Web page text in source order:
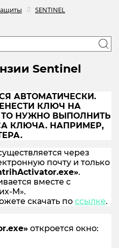
SENTINEL
Sentinel
АВТОМАТИЧЕСКИ.
КЛЮЧ НА
НУЖНО ВЫПОЛНИТЬ
КЛЮЧА. НАПРИМЕР,
через
почту и только
.
вместе с
М».
скачать по ссылке.
откроется окно: